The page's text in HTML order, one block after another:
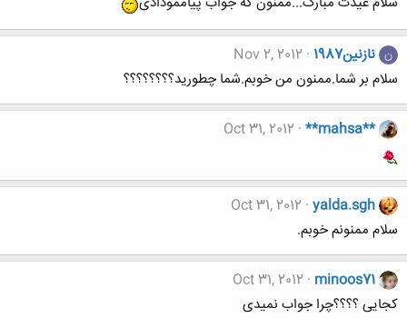
ن نازنین1987
Nov 2, 2012
سلام بر شما.ممنون من خوبم.شما چطورید؟؟؟؟؟؟؟؟
**mahsa**
Oct 31, 2012
yalda.sgh
Oct 31, 2012
سلام ممنونم خوبم.
minoos71
Oct 31, 2012
کجایی ؟؟؟؟چرا جواب نمیدی